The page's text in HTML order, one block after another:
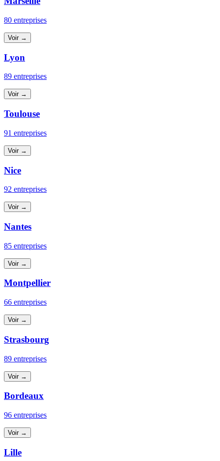
80 entreprises
Voir →
Lyon
89 entreprises
Voir →
Toulouse
91 entreprises
Voir →
Nice
92 entreprises
Voir →
Nantes
85 entreprises
Voir →
Montpellier
66 entreprises
Voir →
Strasbourg
89 entreprises
Voir →
Bordeaux
96 entreprises
Voir →
Lille